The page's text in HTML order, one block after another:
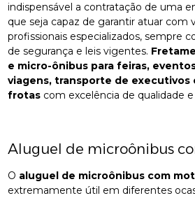
indispensável a contratação de uma
que seja capaz de garantir atuar com
profissionais especializados, sempre
de segurança e leis vigentes.
e micro-ônibus para feiras,
viagens, transporte de executivos
frotas com excelência de qualidade
Aluguel de microônibus
O aluguel de microônibus com
extremamente útil em diferentes